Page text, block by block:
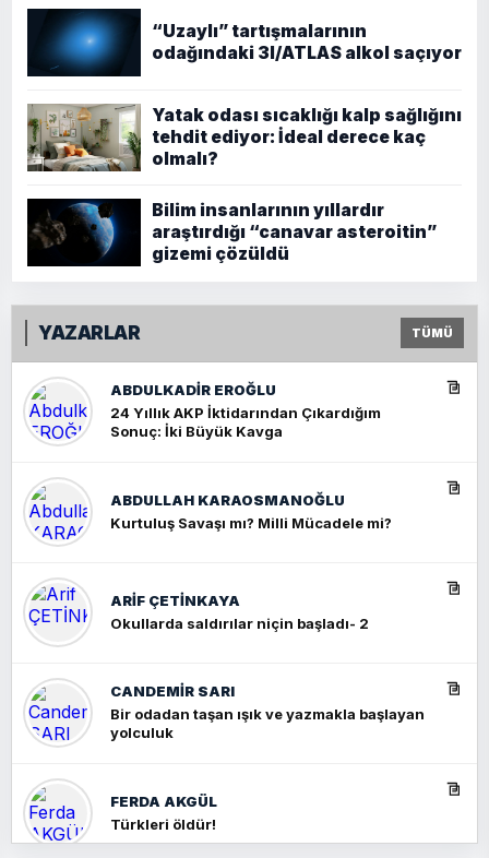
“Uzaylı” tartışmalarının
odağındaki 3I/ATLAS alkol saçıyor
Yatak odası sıcaklığı kalp sağlığını
tehdit ediyor: İdeal derece kaç
olmalı?
Bilim insanlarının yıllardır
araştırdığı “canavar asteroitin”
gizemi çözüldü
YAZARLAR TÜMÜ
ABDULKADIR EROĞLU
24 Yıllık AKP İktidarından Çıkardığım
Sonuç: İki Büyük Kavga
ABDULLAH KARAOSMANOĞLU
Kurtuluş Savaşı mı? Milli Mücadele mi?
ARIF ÇETİNKAYA
Okullarda saldırılar niçin başladı- 2
CANDEMIR SARI
Bir odadan taşan ışık ve yazmakla başlayan
yolculuk
FERDA AKGÜL
Türkleri öldür!